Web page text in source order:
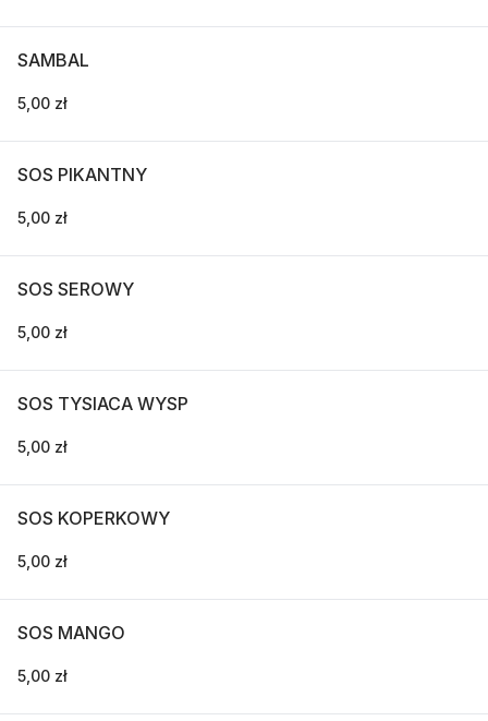
SAMBAL
5,00 zł
SOS PIKANTNY
5,00 zł
SOS SEROWY
5,00 zł
SOS TYSIACA WYSP
5,00 zł
SOS KOPERKOWY
5,00 zł
SOS MANGO
5,00 zł